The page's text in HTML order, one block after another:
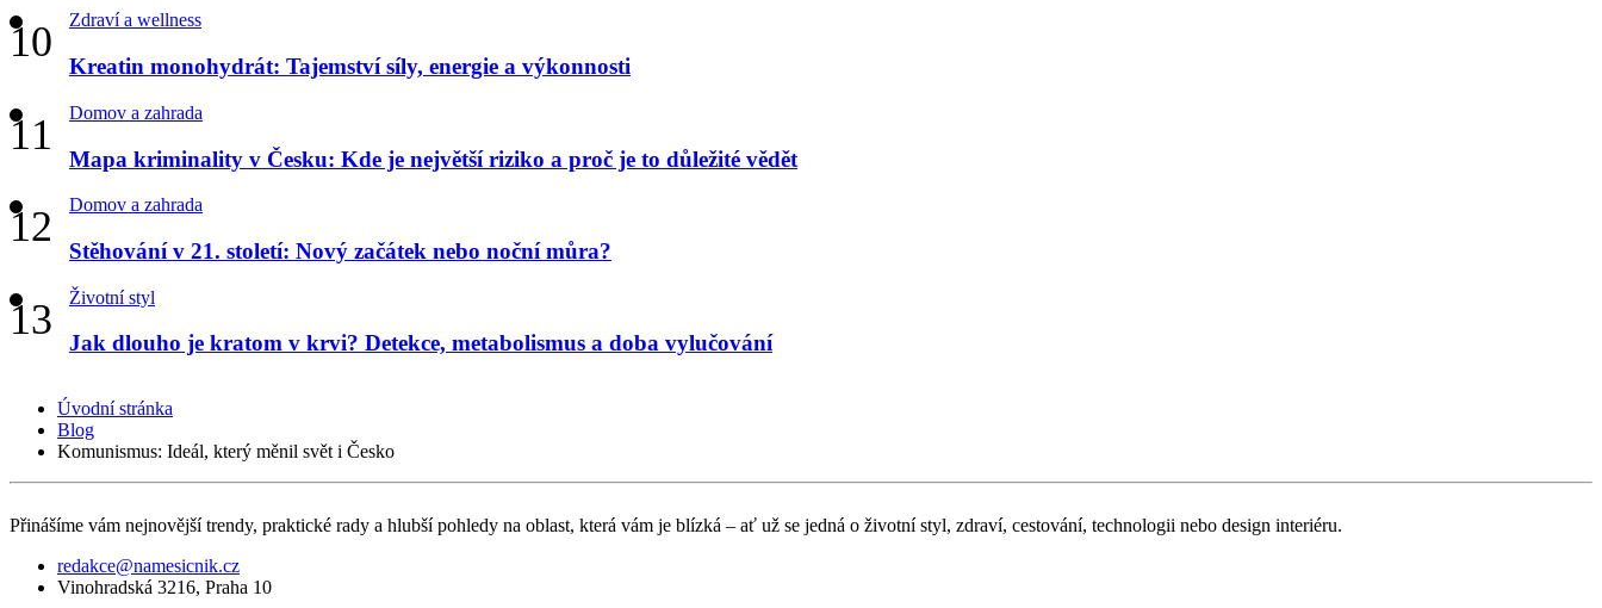
Zdraví a wellness
Kreatin monohydrát: Tajemství síly, energie a výkonnosti
Domov a zahrada
Mapa kriminality v Česku: Kde je největší riziko a proč je to důležité vědět
Domov a zahrada
Stěhování v 21. století: Nový začátek nebo noční můra?
Životní styl
Jak dlouho je kratom v krvi? Detekce, metabolismus a doba vylučování
Úvodní stránka
Blog
Komunismus: Ideál, který měnil svět i Česko
Přinášíme vám nejnovější trendy, praktické rady a hlubší pohledy na oblast, která vám je blízká – ať už se jedná o životní styl, zdraví, cestování, technologii nebo design interiéru.
redakce@namesicnik.cz
Vinohradská 3216, Praha 10